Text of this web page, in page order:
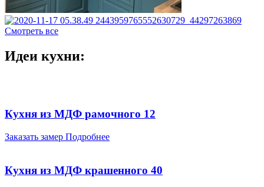
Смотреть все
Идеи кухни:
Кухня из МДФ рамочного 12
Заказать замер Подробнее
Кухня из МДФ крашенного 40